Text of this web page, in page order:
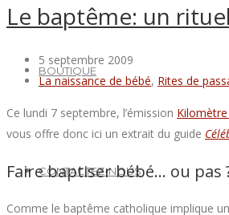
BOUTIQUE
CONTACTEZ-NOUS
Le baptême: un
5 septembre 2009
La naissance de bébé, Rites de
Ce lundi 7 septembre, l’émission
vous offre donc ici un extrait du guide
Faire baptiser bébé… ou pas
Comme le baptême catholique implique